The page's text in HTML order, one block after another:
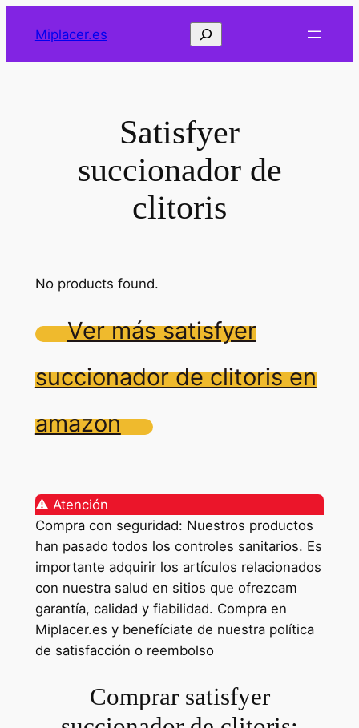
Miplacer.es Buscar
Satisfyer
succionador de
clitoris
No products found.
Ver más satisfyer
succionador de clitoris en
amazon
⚠️ Atención
Compra con seguridad: Nuestros productos
han pasado todos los controles sanitarios. Es
importante adquirir los artículos relacionados
con nuestra salud en sitios que ofrezcam
garantía, calidad y fiabilidad. Compra en
Miplacer.es y benefíciate de nuestra política
de satisfacción o reembolso
Comprar satisfyer